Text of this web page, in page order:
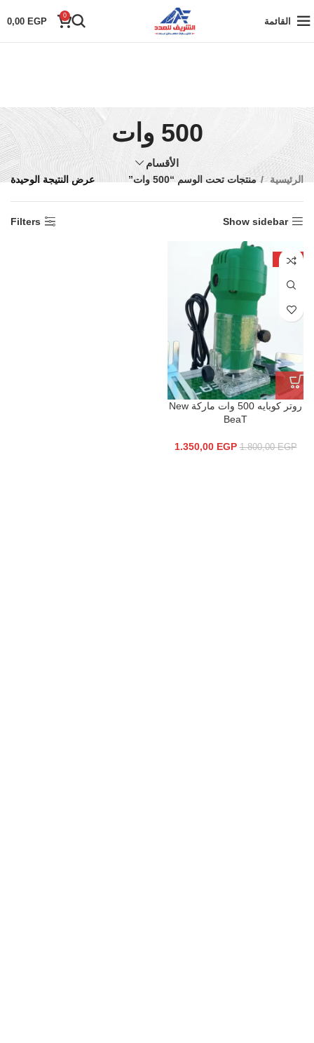
القائمة
0
0,00 EGP
500 وات
الأقسام
الرئيسية منتجات تحت الوسم “500 وات” عرض النتيجة الوحيدة
Show sidebar
Filters
-25%
روتر كوبايه 500 وات ماركة New
BeaT
1.800,00EGP
1.350,00 EGP